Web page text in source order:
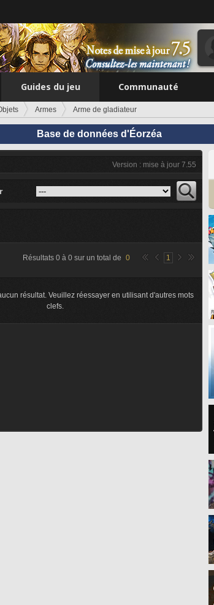
Guides du jeu Communauté
Armes Arme de gladiateur
Base de données d'Éorzéa
Version : mise à jour 7.55
Résultats 0 à 0 sur un total de 0 1
résultat. Veuillez réessayer en utilisant d'autres mots
clefs.